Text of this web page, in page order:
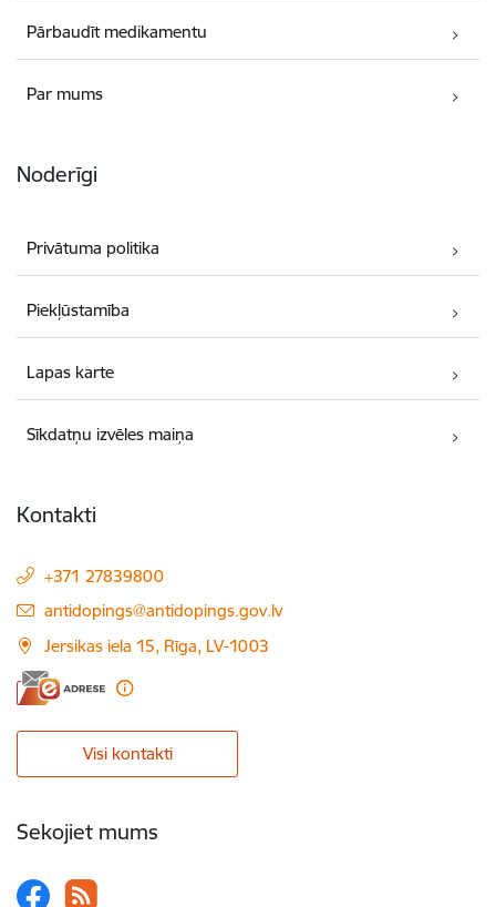
Pārbaudīt medikamentu
Par mums
Noderīgi
Privātuma politika
Piekļūstamība
Lapas karte
Sīkdatņu izvēles maiņa
Kontakti
+371 27839800
E-pasts:
antidopings@antidopings.gov.lv
Jersikas iela 15, Rīga, LV-1003
Visi kontakti
Sekojiet mums